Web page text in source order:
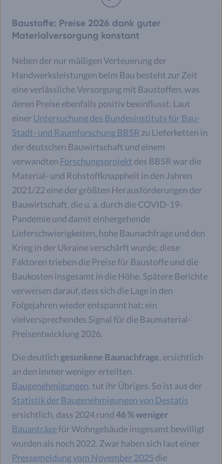
Baustoffe: Preise 2026 dank guter
Materialversorgung konstant
Neben der nur mäßigen Verteuerung der
Handwerksleistungen beim Bau besteht zur Zeit
eine verlässliche Versorgung mit Baustoffen, was
deren Preise ebenfalls positiv beeinflusst. Laut
einerUntersuchung des Bundesinstituts für Bau-
Stadt- und Raumforschung BBSR zu Lieferketten in
der deutschen Bauwirtschaft und einem
verwandten Forschungsprojekt des BBSR war die
Material- und Rohstoffknappheit in den Jahren
2021/22 eine der größten Herausforderungen der
Bauwirtschaft, die u. a. durch die COVID-19-
Pandemie und damit einhergehende
Lieferschwierigkeiten, hohe Baunachfrage und den
Krieg in der Ukraine verschärft wurde; diese
Faktoren trieben die Preise für Baustoffe und die
Baukosten insgesamt in die Höhe. Spätere Berichte
verweisen darauf, dass sich die Lage in den
Folgejahren wieder entspannt hat; ein
vielversprechendes Signal für die Baumaterial-
Preisentwicklung 2026.
Die deutlich gesunkene Baunachfrage, ersichtlich
an den immer weniger erteilten
Baugenehmigungen, tut ihr Übriges. So ist aus der
Statistik der Baugenehmigungen von Destatis
ersichtlich, dass 2024 rund46 % weniger
Bauanträgefür Wohngebäude insgesamt bewilligt
wurden als noch 2022. Zwar haben sich laut einer
Pressemeldung vom November 2025 die